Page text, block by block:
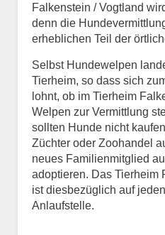
Tier.
Art des Tiers*
Name des Tiers
Falkenstein / Vogtland
denn die
erheblichen Teil der
Selbst Hundewelpen
Tierheim, so dass sich
lohnt, ob im Tierheim
Welpen zur Vermittlung
sollten Hunde nicht
Züchter oder Zoohandel
neues Familienmitglied
adoptieren. Das Tierheim
ist diesbezüglich auf
Anlaufstelle.